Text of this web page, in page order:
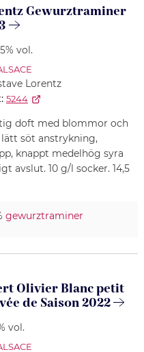
Gewurztraminer
vol.
Lorentz
5244
doft med blommor och
söt anstrykning,
knappt medelhög syra
avslut. 10 g/l socker. 14,5
gewurztraminer
Olivier Blanc petit
de Saison 2022
vol.